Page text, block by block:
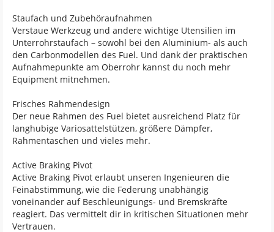
Staufach und Zubehöraufnahmen
Verstaue Werkzeug und andere wichtige Utensilien im
Unterrohrstaufach – sowohl bei den Aluminium- als auch
den Carbonmodellen des Fuel. Und dank der praktischen
Aufnahmepunkte am Oberrohr kannst du noch mehr
Equipment mitnehmen.
Frisches Rahmendesign
Der neue Rahmen des Fuel bietet ausreichend Platz für
langhubige Variosattelstützen, größere Dämpfer,
Rahmentaschen und vieles mehr.
Active Braking Pivot
Active Braking Pivot erlaubt unseren Ingenieuren die
Feinabstimmung, wie die Federung unabhängig
voneinander auf Beschleunigungs- und Bremskräfte
reagiert. Das vermittelt dir in kritischen Situationen mehr
Vertrauen.